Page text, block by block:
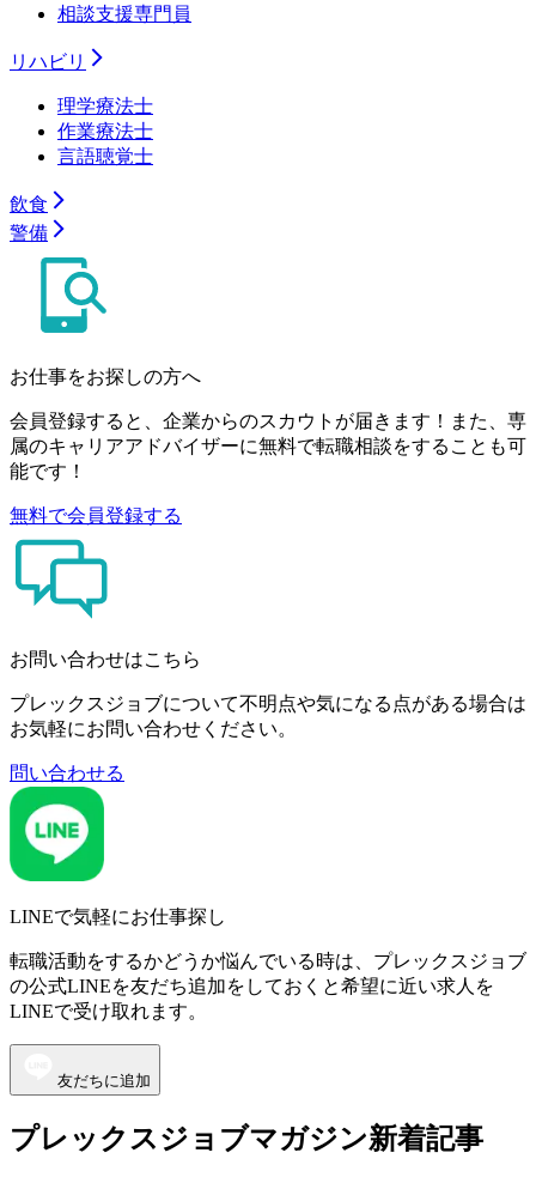
相談支援専門員
リハビリ
理学療法士
作業療法士
言語聴覚士
飲食
警備
お仕事をお探しの方へ
会員登録すると、企業からのスカウトが届きます！また、専
属のキャリアアドバイザーに無料で転職相談をすることも可
能です！
無料で会員登録する
お問い合わせはこちら
プレックスジョブについて不明点や気になる点がある場合は
お気軽にお問い合わせください。
問い合わせる
LINEで気軽にお仕事探し
転職活動をするかどうか悩んでいる時は、プレックスジョブ
の公式LINEを友だち追加をしておくと希望に近い求人を
LINEで受け取れます。
友だちに追加
プレックスジョブマガジン新着記事